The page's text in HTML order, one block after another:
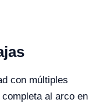
con múltiples
al arco en